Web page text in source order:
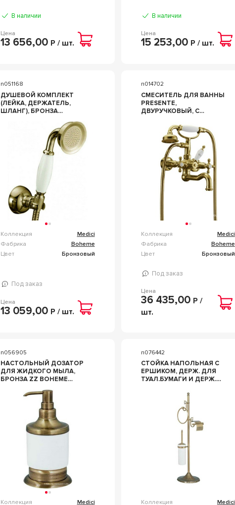
В наличии
Цена
13 656,00 Р / шт.
В наличии
Цена
15 253,00 Р / шт.
n051168
ДУШЕВОЙ КОМПЛЕКТ
(ЛЕЙКА, ДЕРЖАТЕЛЬ,
ШЛАНГ), БРОНЗА
Коллекция
Medici
Фабрика
Boheme
Цвет
Бронзовый
Под заказ
Цена
13 059,00 Р / шт.
n014702
СМЕСИТЕЛЬ ДЛЯ ВАННЫ
PRESENTE,
ДВУРУЧКОВЫЙ, С
ГАРНИТУРОМ, БРОНЗА
ZZ BOHEME MEDICI 313
Коллекция
Medici
Фабрика
Boheme
Цвет
Бронзовый
Под заказ
Цена
36 435,00 Р /
шт.
n056905
НАСТОЛЬНЫЙ ДОЗАТОР
ДЛЯ ЖИДКОГО МЫЛА,
БРОНЗА ZZ BOHEME
Коллекция
Medici
n076442
СТОЙКА НАПОЛЬНАЯ С
ЕРШИКОМ, ДЕРЖ. ДЛЯ
ТУАЛ.БУМАГИ И ДЕРЖ.
БРОНЗА ZZ BOHEME
Коллекция
Medici